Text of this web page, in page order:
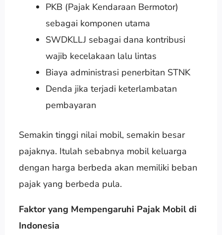
PKB (Pajak Kendaraan Bermotor)
sebagai komponen utama
SWDKLLJ sebagai dana kontribusi
wajib kecelakaan lalu lintas
Biaya administrasi penerbitan STNK
Denda jika terjadi keterlambatan
pembayaran
Semakin tinggi nilai mobil, semakin besar
pajaknya. Itulah sebabnya mobil keluarga
dengan harga berbeda akan memiliki beban
pajak yang berbeda pula.
Faktor yang Mempengaruhi Pajak Mobil di
Indonesia